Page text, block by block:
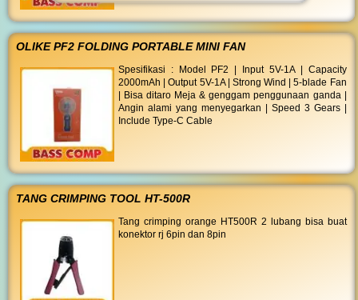
OLIKE PF2 FOLDING PORTABLE MINI FAN
Spesifikasi : Model PF2 | Input 5V-1A | Capacity
2000mAh | Output 5V-1A | Strong Wind | 5-blade Fan
| Bisa ditaro Meja & genggam penggunaan ganda |
Angin alami yang menyegarkan | Speed 3 Gears |
Include Type-C Cable
TANG CRIMPING TOOL HT-500R
Tang crimping orange HT500R 2 lubang bisa buat
konektor rj 6pin dan 8pin